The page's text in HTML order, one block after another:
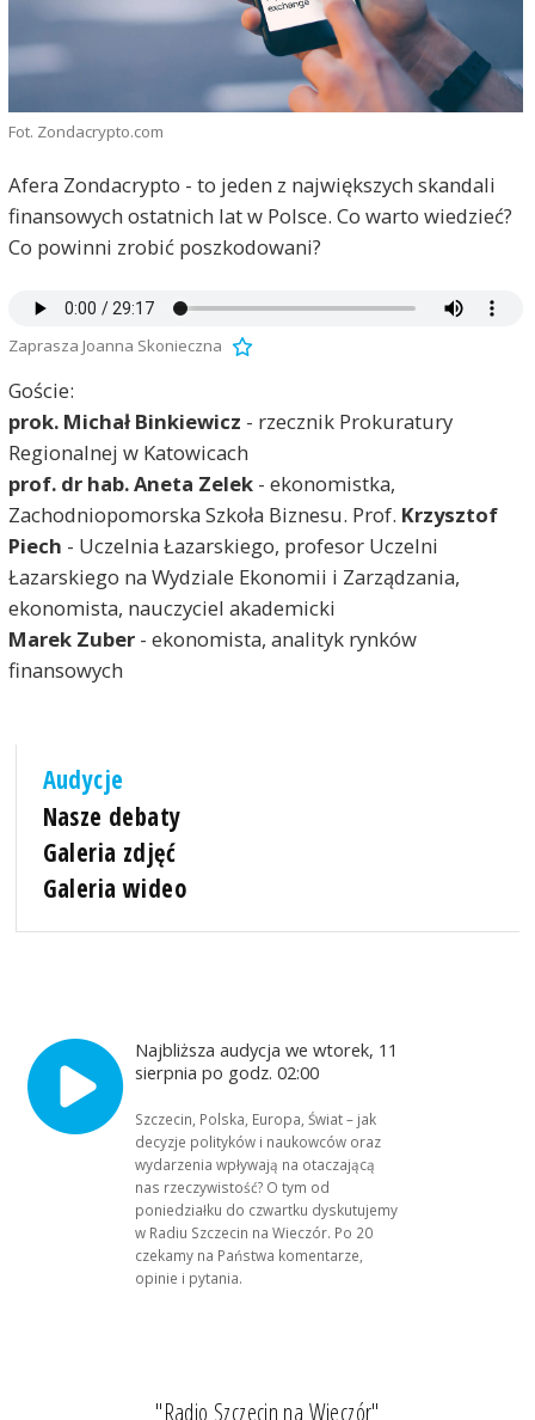
Fot. Zondacrypto.com
Afera Zondacrypto - to jeden z największych skandali
finansowych ostatnich lat w Polsce. Co warto wiedzieć?
Co powinni zrobić poszkodowani?
Zaprasza Joanna Skonieczna
Goście:
prok. Michał Binkiewicz - rzecznik Prokuratury
Regionalnej w Katowicach
prof. dr hab. Aneta Zelek- ekonomistka,
Zachodniopomorska Szkoła Biznesu. Prof. Krzysztof
Piech - Uczelnia Łazarskiego, profesor Uczelni
Łazarskiego na Wydziale Ekonomii i Zarządzania,
ekonomista, nauczyciel akademicki
Marek Zuber- ekonomista, analityk rynków
finansowych
Audycje
Nasze debaty
Galeria zdjęć
Galeria wideo
Najbliższa audycja we wtorek, 11
sierpnia po godz. 02:00
Szczecin, Polska, Europa, Świat – jak
decyzje polityków i naukowców oraz
wydarzenia wpływają na otaczającą
nas rzeczywistość? O tym od
poniedziałku do czwartku dyskutujemy
w Radiu Szczecin na Wieczór. Po 20
czekamy na Państwa komentarze,
opinie i pytania.
"Radio Szczecin na Wieczór"